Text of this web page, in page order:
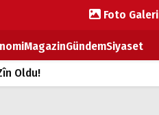
Foto Galeri
MagazinGündemSiyaset
Oldu!